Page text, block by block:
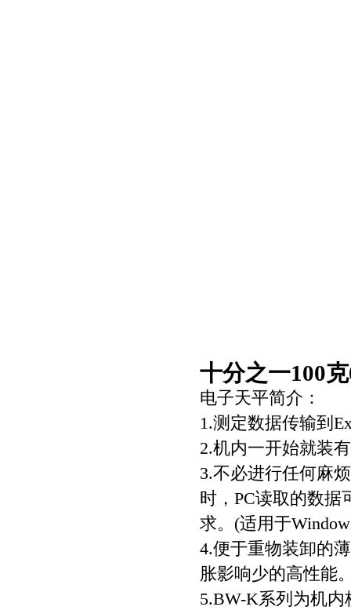
十分之一100
电子天平简介：
1.测定数据传输到
2.机内一开始就装
3.不必进行任何麻
时，PC读取的数据
求。(适用于
4.便于重物装卸的
胀影响少的高性能
5.BW-K系列为机